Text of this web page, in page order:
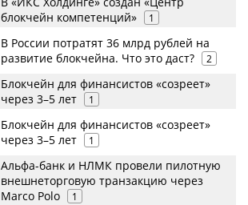
блокчейн компетенций»
1
В России потратят 36 млрд рублей на
развитие блокчейна. Что это даст?
2
Блокчейн для финансистов «созреет»
через 3–5 лет
1
Блокчейн для финансистов «созреет»
через 3–5 лет
1
Альфа-банк и НЛМК провели пилотную
внешнеторговую транзакцию через
Marco Polo
1